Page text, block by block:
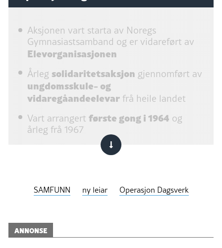
Aksjonen vart starta av Noregs
Gymnasiastsamband og er vidareført av
Elevorganisasjonen
Årleg solidaritetsaksjon gjennomført av
ungdomsskule- og
vidaregåandeelevarfrå heile landet
Vart arrangert første gong i 1964 og
årleg frå 1967
SAMFUNN ny leiar Operasjon Dagsverk
ANNONSE